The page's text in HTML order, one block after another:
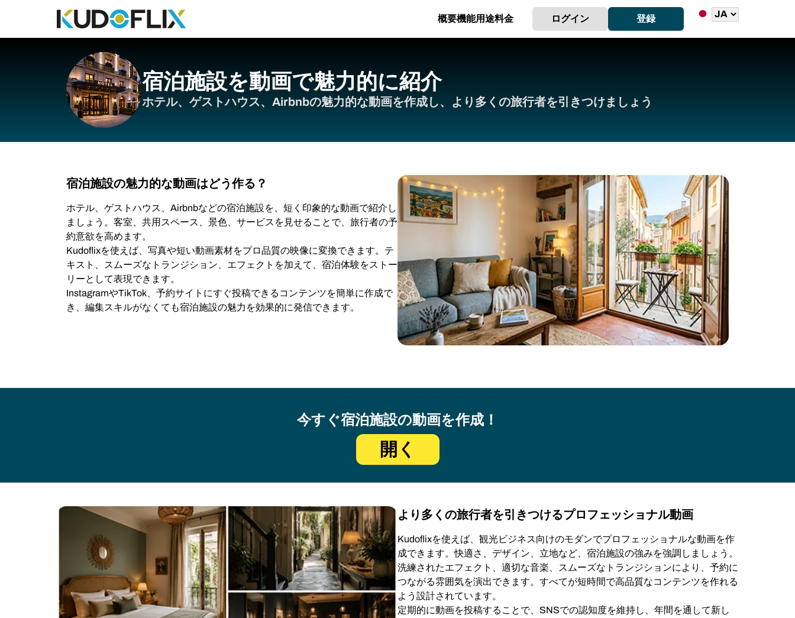
概要機能用途料金 ログイン 登録
宿泊施設を動画で魅力的に紹介
ホテル、ゲストハウス、Airbnbの魅力的な動画を作成し、より多くの旅行者を引きつけましょう
宿泊施設の魅力的な動画はどう作る？
ホテル、ゲストハウス、Airbnbなどの宿泊施設を、短く印象的な動画で紹介し
ましょう。客室、共用スペース、景色、サービスを見せることで、旅行者の予
約意欲を高めます。
Kudoflixを使えば、写真や短い動画素材をプロ品質の映像に変換できます。テ
キスト、スムーズなトランジション、エフェクトを加えて、宿泊体験をストー
リーとして表現できます。
InstagramやTikTok、予約サイトにすぐ投稿できるコンテンツを簡単に作成で
き、編集スキルがなくても宿泊施設の魅力を効果的に発信できます。
今すぐ宿泊施設の動画を作成！
開く
より多くの旅行者を引きつけるプロフェッショナル動画
Kudoflixを使えば、観光ビジネス向けのモダンでプロフェッショナルな動画を作
成できます。快適さ、デザイン、立地など、宿泊施設の強みを強調しましょう。
洗練されたエフェクト、適切な音楽、スムーズなトランジションにより、予約に
つながる雰囲気を演出できます。すべてが短時間で高品質なコンテンツを作れる
よう設計されています。
定期的に動画を投稿することで、SNSでの認知度を維持し、年間を通して新し